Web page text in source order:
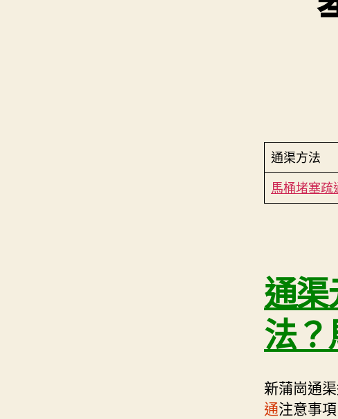
通渠方法
馬桶堵塞疏
通渠
法？
新蒲崗通
通注意事項